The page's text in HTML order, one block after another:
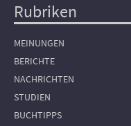
Hauptnavigation
Rubriken
MEINUNGEN
BERICHTE
NACHRICHTEN
STUDIEN
BUCHTIPPS